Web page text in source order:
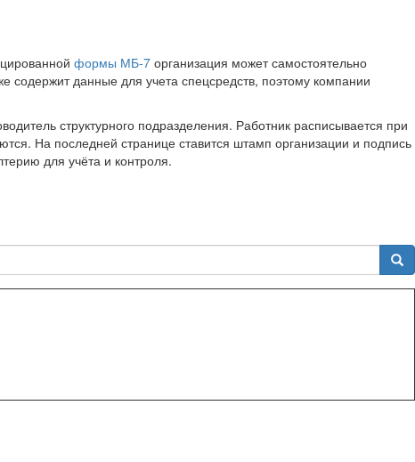
формы МБ-7 организация может самостоятельно
содержит данные для учета спецсредств, поэтому компании
структурного подразделения. Работник расписывается при
На последней странице ставится штамп организации и подпись
для учёта и контроля.